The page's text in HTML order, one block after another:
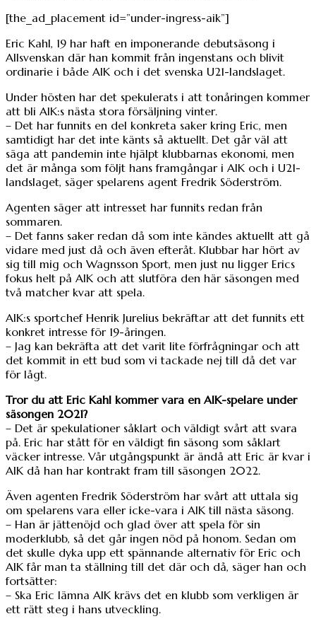
[the_ad_placement id=”under-ingress-aik”]
Eric Kahl, 19 har haft en imponerande debutsäsong i
Allsvenskan där han kommit från ingenstans och blivit
ordinarie i både AIK och i det svenska U21-landslaget.
Under hösten har det spekulerats i att tonåringen kommer
att bli AIK:s nästa stora försäljning vinter.
– Det har funnits en del konkreta saker kring Eric, men
samtidigt har det inte känts så aktuellt. Det går väl att
säga att pandemin inte hjälpt klubbarnas ekonomi, men
det är många som följt hans framgångar i AIK och i U21-
landslaget, säger spelarens agent Fredrik Söderström.
Agenten säger att intresset har funnits redan från
sommaren.
– Det fanns saker redan då som inte kändes aktuellt att gå
vidare med just då och även efteråt. Klubbar har hört av
sig till mig och Wagnsson Sport, men just nu ligger Erics
fokus helt på AIK och att slutföra den här säsongen med
två matcher kvar att spela.
AIK:s sportchef Henrik Jurelius bekräftar att det funnits ett
konkret intresse för 19-åringen.
– Jag kan bekräfta att det varit lite förfrågningar och att
det kommit in ett bud som vi tackade nej till då det var
för lågt.
Tror du att Eric Kahl kommer vara en AIK-spelare under
säsongen 2021?
– Det är spekulationer såklart och väldigt svårt att svara
på. Eric har stått för en väldigt fin säsong som såklart
väcker intresse. Vår utgångspunkt är ändå att Eric är kvar i
AIK då han har kontrakt fram till säsongen 2022.
Även agenten Fredrik Söderström har svårt att uttala sig
om spelarens vara eller icke-vara i AIK till nästa säsong.
– Han är jättenöjd och glad över att spela för sin
moderklubb, så det går ingen nöd på honom. Sedan om
det skulle dyka upp ett spännande alternativ för Eric och
AIK får man ta ställning till det där och då, säger han och
fortsätter:
– Ska Eric lämna AIK krävs det en klubb som verkligen är
ett rätt steg i hans utveckling.